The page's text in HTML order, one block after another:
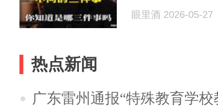
眼里酒 2026-05-27
热点新闻
广东雷州通报“特殊教育学